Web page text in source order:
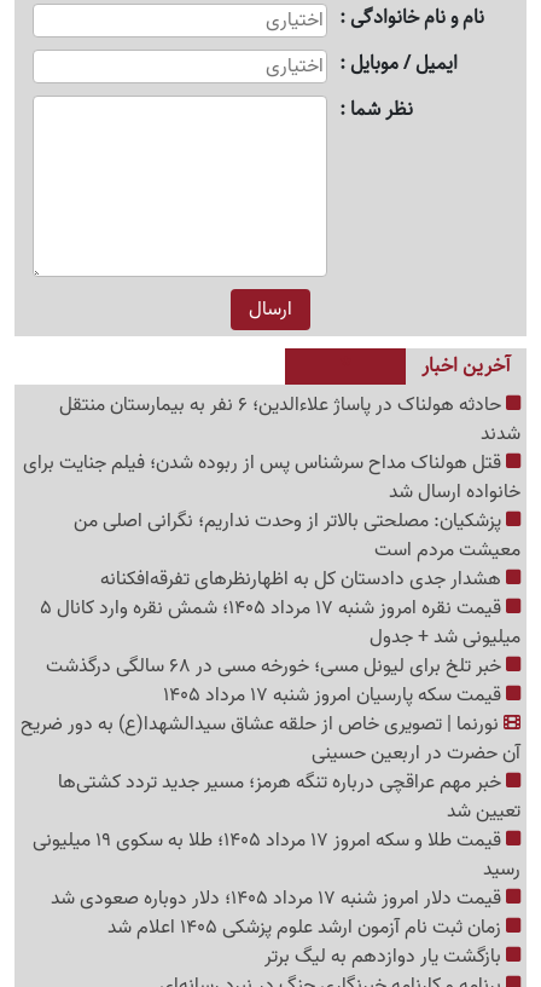
نام و نام خانوادگی
ایمیل / موبایل
نظر شما
آخرین اخبار
حادثه هولناک در پاساژ علاءالدین؛ 6 نفر به بیمارستان منتقل
شدند
قتل هولناک مداح سرشناس پس از ربوده شدن؛ فیلم جنایت برای
خانواده ارسال شد
پزشکیان: مصلحتی بالاتر از وحدت نداریم؛ نگرانی اصلی من
معیشت مردم است
هشدار جدی دادستان کل به اظهارنظرهای تفرقه‌افکنانه
قیمت نقره امروز شنبه 17 مرداد 1405؛ شمش نقره وارد کانال 5
میلیونی شد + جدول
خبر تلخ برای لیونل مسی؛ خورخه مسی در 68 سالگی درگذشت
قیمت سکه پارسیان امروز شنبه 17 مرداد 1405
نورنما | تصویری خاص از حلقه عشاق سیدالشهدا(ع) به دور ضریح
آن حضرت در اربعین حسینی
خبر مهم عراقچی درباره تنگه هرمز؛ مسیر جدید تردد کشتی‌ها
تعیین شد
قیمت طلا و سکه امروز 17 مرداد 1405؛ طلا به سکوی 19 میلیونی
رسید
قیمت دلار امروز شنبه 17 مرداد 1405؛ دلار دوباره صعودی شد
زمان ثبت نام آزمون ارشد علوم پزشکی 1405 اعلام شد
بازگشت یار دوازدهم به لیگ برتر